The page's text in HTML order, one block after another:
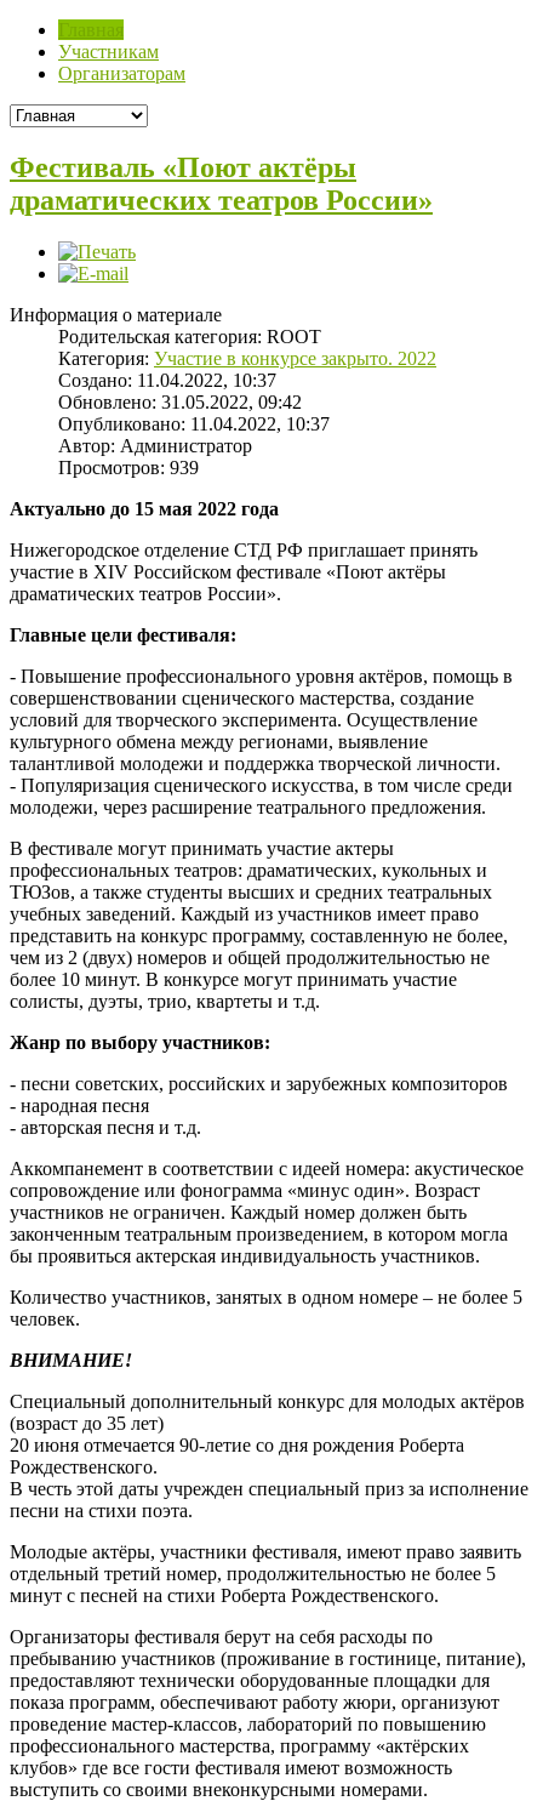
Главная
Участникам
Организаторам
Фестиваль «Поют актёры
драматических театров России»
Информация о материале
Родительская категория: ROOT
Категория: Участие в конкурсе закрыто. 2022
Создано: 11.04.2022, 10:37
Обновлено: 31.05.2022, 09:42
Опубликовано: 11.04.2022, 10:37
Автор: Администратор
Просмотров: 939
Актуально до 15 мая 2022 года
Нижегородское отделение СТД РФ приглашает принять
участие в XIV Российском фестивале «Поют актёры
драматических театров России».
Главные цели фестиваля:
- Повышение профессионального уровня актёров, помощь в
совершенствовании сценического мастерства, создание
условий для творческого эксперимента. Осуществление
культурного обмена между регионами, выявление
талантливой молодежи и поддержка творческой личности.
- Популяризация сценического искусства, в том числе среди
молодежи, через расширение театрального предложения.
В фестивале могут принимать участие актеры
профессиональных театров: драматических, кукольных и
ТЮЗов, а также студенты высших и средних театральных
учебных заведений. Каждый из участников имеет право
представить на конкурс программу, составленную не более,
чем из 2 (двух) номеров и общей продолжительностью не
более 10 минут. В конкурсе могут принимать участие
солисты, дуэты, трио, квартеты и т.д.
Жанр по выбору участников:
- песни советских, российских и зарубежных композиторов
- народная песня
- авторская песня и т.д.
Аккомпанемент в соответствии с идеей номера: акустическое
сопровождение или фонограмма «минус один». Возраст
участников не ограничен. Каждый номер должен быть
законченным театральным произведением, в котором могла
бы проявиться актерская индивидуальность участников.
Количество участников, занятых в одном номере – не более 5
человек.
ВНИМАНИЕ!
Специальный дополнительный конкурс для молодых актёров
(возраст до 35 лет)
20 июня отмечается 90-летие со дня рождения Роберта
Рождественского.
В честь этой даты учрежден специальный приз за исполнение
песни на стихи поэта.
Молодые актёры, участники фестиваля, имеют право заявить
отдельный третий номер, продолжительностью не более 5
минут с песней на стихи Роберта Рождественского.
Организаторы фестиваля берут на себя расходы по
пребыванию участников (проживание в гостинице, питание),
предоставляют технически оборудованные площадки для
показа программ, обеспечивают работу жюри, организуют
проведение мастер-классов, лабораторий по повышению
профессионального мастерства, программу «актёрских
клубов» где все гости фестиваля имеют возможность
выступить со своими внеконкурсными номерами.